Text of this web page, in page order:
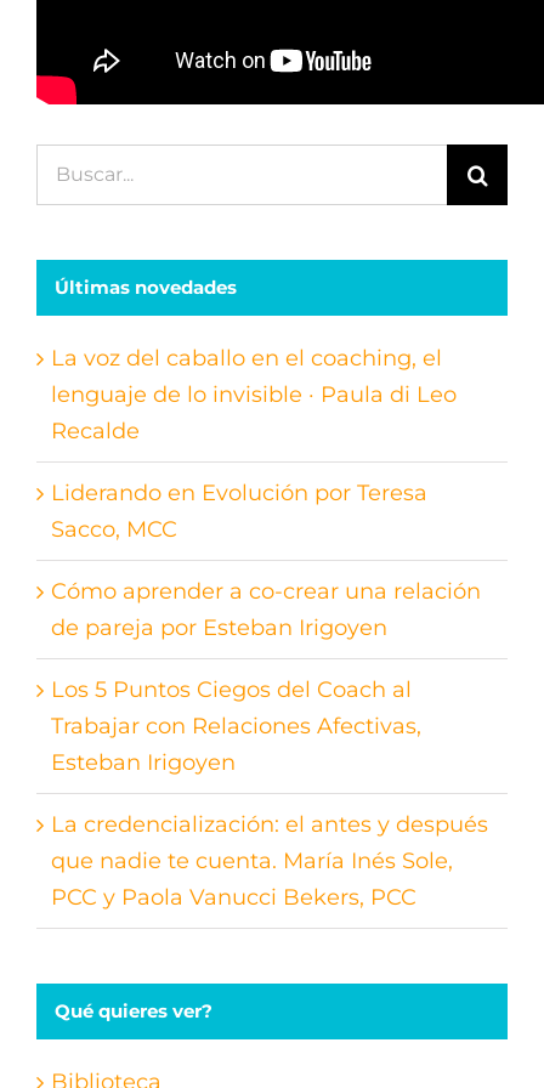
Buscar:
Últimas novedades
La voz del caballo en el coaching, el
lenguaje de lo invisible · Paula di Leo
Recalde
Liderando en Evolución por Teresa
Sacco, MCC
Cómo aprender a co-crear una relación
de pareja por Esteban Irigoyen
Los 5 Puntos Ciegos del Coach al
Trabajar con Relaciones Afectivas,
Esteban Irigoyen
La credencialización: el antes y después
que nadie te cuenta. María Inés Sole,
PCC y Paola Vanucci Bekers, PCC
Qué quieres ver?
Biblioteca